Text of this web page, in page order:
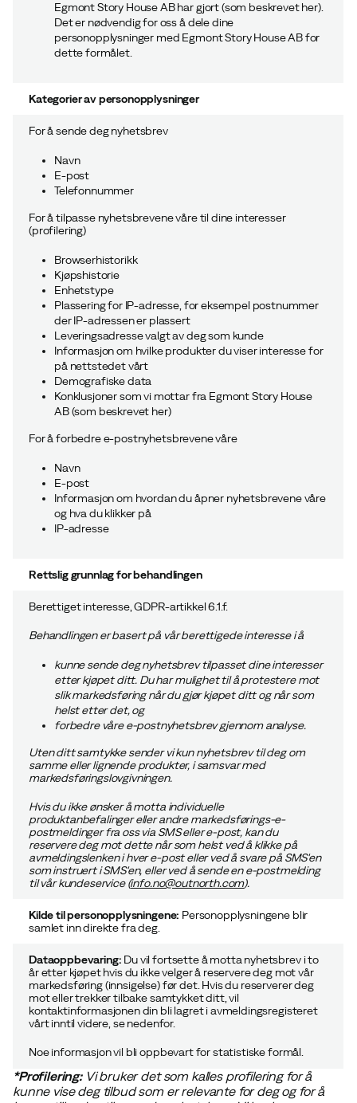
Egmont Story House AB har gjort (som beskrevet her).
Det er nødvendig for oss å dele dine
personopplysninger med Egmont Story House AB for
dette formålet.
Kategorier av personopplysninger
For å sende deg nyhetsbrev
Navn
E-post
Telefonnummer
For å tilpasse nyhetsbrevene våre til dine interesser
(profilering)
Browserhistorikk
Kjøpshistorie
Enhetstype
Plassering for IP-adresse, for eksempel postnummer
der IP-adressen er plassert
Leveringsadresse valgt av deg som kunde
Informasjon om hvilke produkter du viser interesse for
på nettstedet vårt
Demografiske data
Konklusjoner som vi mottar fra Egmont Story House
AB (som beskrevet her)
For å forbedre e-postnyhetsbrevene våre
Navn
E-post
Informasjon om hvordan du åpner nyhetsbrevene våre
og hva du klikker på
IP-adresse
Rettslig grunnlag for behandlingen
Berettiget interesse, GDPR-artikkel 6.1.f.
Behandlingen er basert på vårberettigede interessei å
kunne sende deg nyhetsbrev tilpasset dine interesser
etter kjøpet ditt. Du har mulighet til å protestere mot
slik markedsføring når du gjør kjøpet ditt og når som
helst etter det, og
forbedre våre e-postnyhetsbrev gjennom analyse.
Uten ditt samtykke sender vi kun nyhetsbrev til deg om
samme eller lignende produkter, i samsvar med
markedsføringslovgivningen.
Hvis du ikke ønsker å motta individuelle
produktanbefalinger eller andre markedsførings-e-
postmeldinger fra oss via SMS eller e-post, kan du
reservere deg mot dette når som helst ved å klikke på
avmeldingslenken i hver e-post eller ved å svare på SMS'en
som instruert i SMS'en, eller ved å sende en e-postmelding
til vår kundeservice (info.no@outnorth.com).
Kilde til personopplysningene: Personopplysningene blir
samlet inn direkte fra deg.
Dataoppbevaring: Du vil fortsette å motta nyhetsbrev i to
år etter kjøpet hvis du ikke velger å reservere deg mot vår
markedsføring (innsigelse) før det. Hvis du reserverer deg
mot eller trekker tilbake samtykket ditt, vil
kontaktinformasjonen din bli lagret i avmeldingsregisteret
vårt inntil videre, senedenfor.
Noe informasjon vil bli oppbevart for statistiske formål.
*Profilering:Vi bruker det som kalles profilering for å
kunne vise deg tilbud som er relevante for deg og for å